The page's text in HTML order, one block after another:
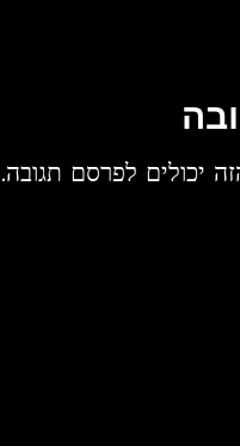
יכולים לפרסם תגובה.